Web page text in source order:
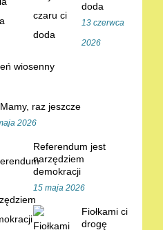
doda
13 czerwca
2026
wiosenny
raz jeszcze
2026
Referendum jest
narzędziem
demokracji
15 maja 2026
Fiołkami ci
drogę